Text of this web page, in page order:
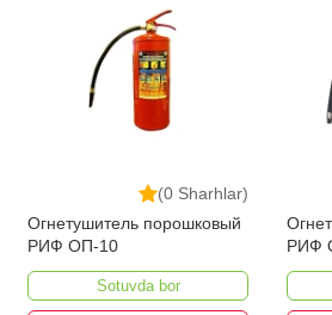
(0 Sharhlar)
Огнетушитель порошковый
РИФ ОП-10
Sotuvda bor
РИФ